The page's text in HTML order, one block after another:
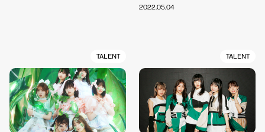
2022.05.04
TALENT TALENT